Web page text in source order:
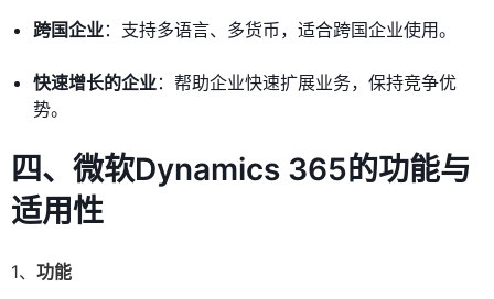
跨国企业：支持多语言、多货币，适合跨国企业使用。
快速增长的企业：帮助企业快速扩展业务，保持竞争优
势。
四、微软Dynamics 365的功能与
适用性
1、 功能